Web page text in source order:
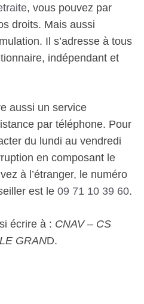
, vous pouvez par
droits. Mais aussi
Il s’adresse à tous
indépendant et
aussi un service
par téléphone. Pour
du lundi au vendredi
en composant le
à l’étranger, le numéro
est le 09 71 10 39 60.
écrire à : CNAV – CS
GRAND.